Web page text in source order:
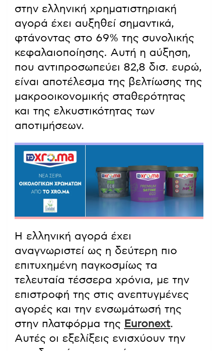
στην ελληνική χρηματιστηριακή
αγορά έχει αυξηθεί σημαντικά,
φτάνοντας στο 69% της συνολικής
κεφαλαιοποίησης. Αυτή η αύξηση,
που αντιπροσωπεύει 82,8 δισ. ευρώ,
είναι αποτέλεσμα της βελτίωσης της
μακροοικονομικής σταθερότητας
και της ελκυστικότητας των
αποτιμήσεων.
Η ελληνική αγορά έχει
αναγνωριστεί ως η δεύτερη πιο
επιτυχημένη παγκοσμίως τα
τελευταία τέσσερα χρόνια, με την
επιστροφή της στις ανεπτυγμένες
αγορές και την ενσωμάτωσή της
στην πλατφόρμα της Euronext.
Αυτές οι εξελίξεις ενισχύουν την